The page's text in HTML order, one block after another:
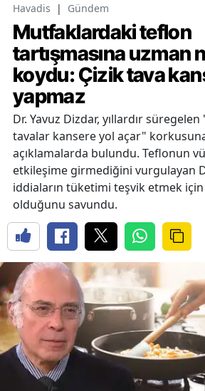
Havadis | Gündem
Mutfaklardaki teflon
tartışmasına uzman
koydu: Çizik tava
yapmaz
Dr. Yavuz Dizdar, yıllardır
tavalar kansere yol açar"
açıklamalarda bulundu. Teflonun
etkileşime girmediğini vurgulayan
iddiaların tüketimi teşvik etmek için
olduğunu savundu.